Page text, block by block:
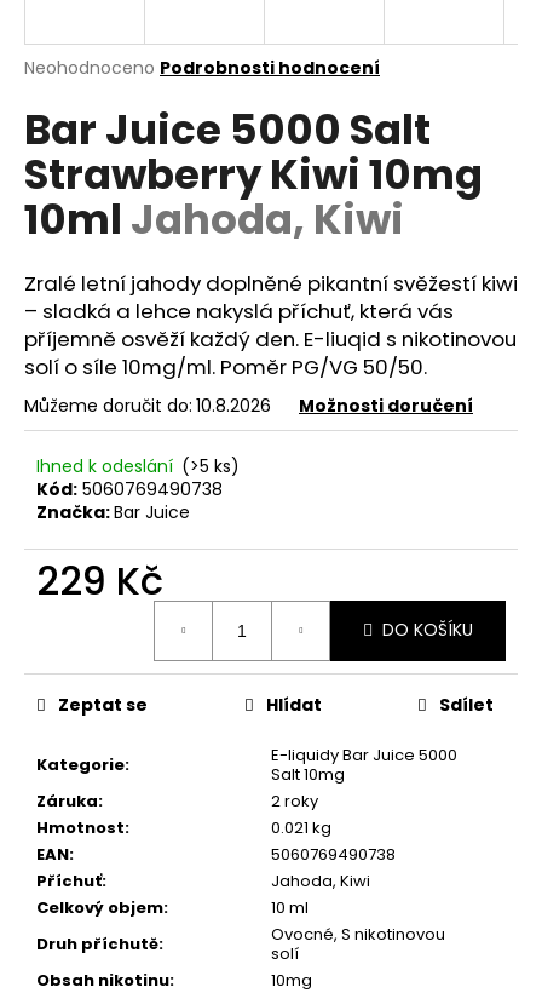
Průměrné
produktu
je
0,0
z
5
hvězdiček.
Neohodnoceno Podrobnosti hodnocení
Bar Juice 5000 Salt
Strawberry Kiwi 10mg
10ml Jahoda, Kiwi
Zralé letní jahody doplněné pikantní svěžestí kiwi
– sladká a lehce nakyslá příchuť, která vás
příjemně osvěží každý den. E-liuqid s nikotinovou
solí o síle 10mg/ml. Poměr PG/VG 50/50.
Můžeme doručit do: 10.8.2026 Možnosti doručení
Ihned k odeslání (>5 ks)
Kód: 5060769490738
Značka:Bar Juice
229 Kč
DO KOŠÍKU
Kategorie:
E-liquidy Bar Juice 5000
Salt 10mg
Záruka:
2 roky
Hmotnost:
0.021 kg
EAN:
5060769490738
Příchuť:
Jahoda, Kiwi
Celkový objem:
10 ml
Druh příchutě:
Ovocné, S nikotinovou
solí
Obsah nikotinu:
10mg
Zeptat se Hlídat Sdílet
j
t
?
HLEDAT
o
p
o
u
č
u
e
BAR
600
20MG
PINEAPPLE
PEACH
MANGO
(ANANAS
BROSKVÍ